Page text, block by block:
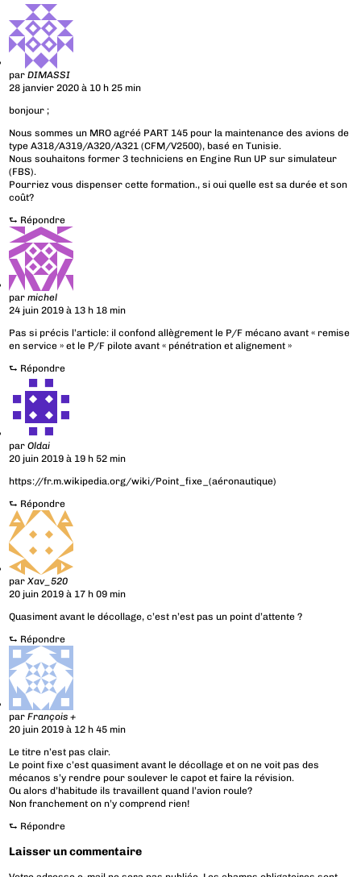
parDIMASSI
28 janvier 2020 à 10 h 25 min
bonjour ;
Nous sommes un MRO agréé PART 145 pour la maintenance des avions de
type A318/A319/A320/A321 (CFM/V2500), basé en Tunisie.
Nous souhaitons former 3 techniciens en Engine Run UP sur simulateur
(FBS).
Pourriez vous dispenser cette formation., si oui quelle est sa durée et son
coût?
⮑ Répondre
parmichel
24 juin 2019 à 13 h 18 min
Pas si précis l’article: il confond allègrement le P/F mécano avant « remise
en service » et le P/F pilote avant « pénétration et alignement »
⮑ Répondre
parOldai
20 juin 2019 à 19 h 52 min
https://fr.m.wikipedia.org/wiki/Point_fixe_(aéronautique)
⮑ Répondre
parXav_520
20 juin 2019 à 17 h 09 min
Quasiment avant le décollage, c’est n’est pas un point d’attente ?
⮑ Répondre
parFrançois +
20 juin 2019 à 12 h 45 min
Le titre n’est pas clair.
Le point fixe c’est quasiment avant le décollage et on ne voit pas des
mécanos s’y rendre pour soulever le capot et faire la révision.
Ou alors d’habitude ils travaillent quand l’avion roule?
Non franchement on n’y comprend rien!
⮑ Répondre
Laisser un commentaire